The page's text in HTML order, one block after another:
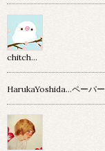
chitch…
HarukaYoshida…ペーパ